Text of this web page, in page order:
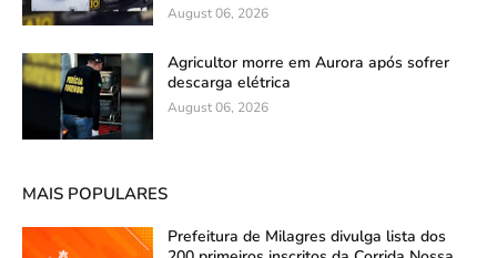
August 06, 2026
Agricultor morre em Aurora após sofrer
descarga elétrica
August 06, 2026
MAIS POPULARES
Prefeitura de Milagres divulga lista dos